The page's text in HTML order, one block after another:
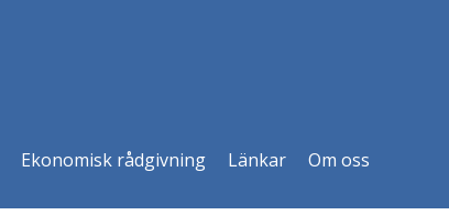
Ekonomisk rådgivning Länkar Om oss